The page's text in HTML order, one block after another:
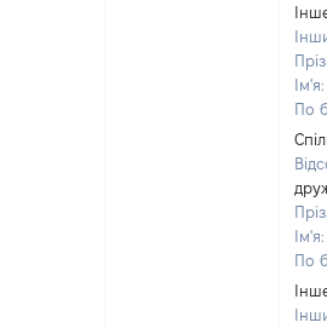
Ім'я:
По
Ім'я:
По